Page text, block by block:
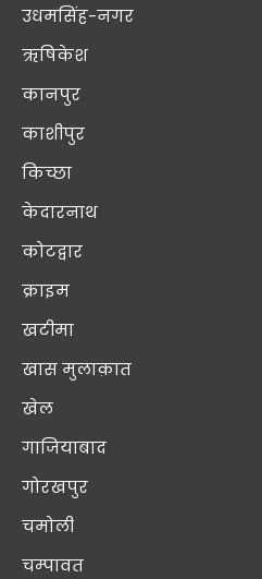
उधमसिंह-नगर
ऋषिकेश
कानपुर
काशीपुर
किच्छा
केदारनाथ
कोटद्वार
क्राइम
खटीमा
खास मुलाक़ात
खेल
गाजियाबाद
गोरखपुर
चमोली
चम्पावत